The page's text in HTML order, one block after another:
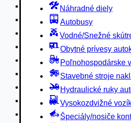
Náhradné diely
Autobusy
Vodné/Snežné
Obytné prívesy
Poľnohospodárske
Stavebné stroje
Hydraulické ruky
Vysokozdvižné
Špeciály/nosiče
Obytné prívesy
Poľnohospodárske vozidlá /
Stavebné stroje nakladače
Hydraulické ruky
Vysokozdvižné vozíky
Špeciály/nosiče
Návesy/prívesy nadstavby
Privesné vozíky
Lode/člny, lietadlá/